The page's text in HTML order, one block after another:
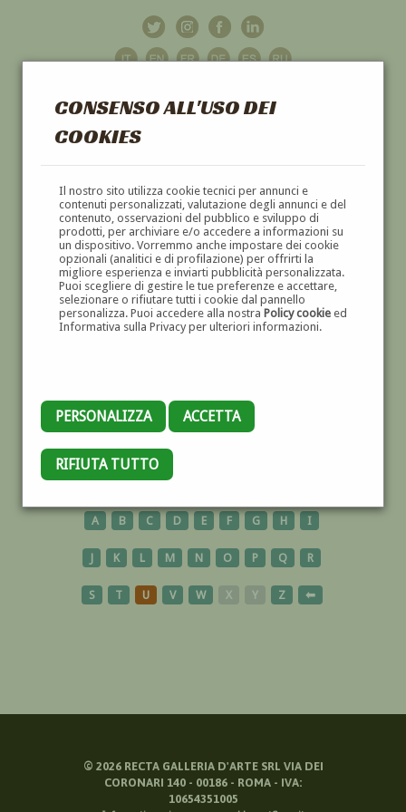
CONSENSO ALL'USO DEI
COOKIES
Il nostro sito utilizza cookie tecnici per annunci e
contenuti personalizzati, valutazione degli annunci e del
contenuto, osservazioni del pubblico e sviluppo di
prodotti, per archiviare e/o accedere a informazioni su
un dispositivo. Vorremmo anche impostare dei cookie
opzionali (analitici e di profilazione) per offrirti la
migliore esperienza e inviarti pubblicità personalizzata.
Puoi scegliere di gestire le tue preferenze e accettare,
selezionare o rifiutare tutti i cookie dal pannello
personalizza. Puoi accedere alla nostra Policy cookieed
Informativa sulla Privacy per ulteriori informazioni.
PERSONALIZZA ACCETTA
RIFIUTA TUTTO
GALLERIAD'ARTE
DIPINTI E SCULTURE '800 E '900
SPAZIALISMO
A B C D E F G H I
J K L M N O P Q R
S T U V W X Y Z ⬅
© 2026RECTA GALLERIA D'ARTE SRL VIA DEI
CORONARI 140 - 00186 - ROMA - IVA:
10654351005